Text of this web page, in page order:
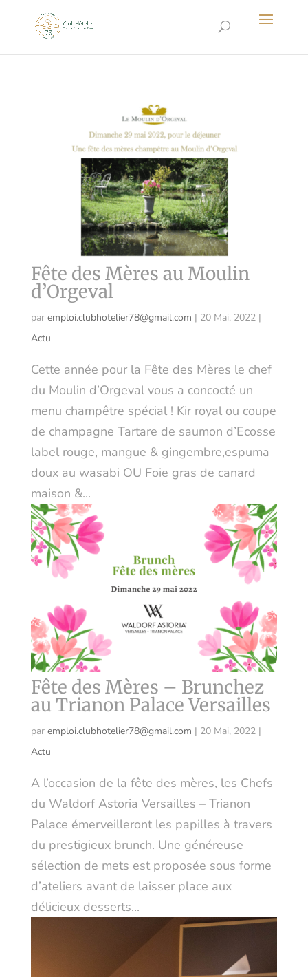
Fête des Mères au Moulin
d’Orgeval
par emploi.clubhotelier78@gmail.com | 20 Mai, 2022|
Actu
Cette année pour la Fête des Mères le chef
du Moulin d’Orgeval vous a concocté un
menu champêtre spécial ! Kir royal ou coupe
de champagne Tartare de saumon d’Ecosse
label rouge, mangue & gingembre,espuma
doux au wasabi OU Foie gras de canard
maison &...
Fête des Mères – Brunchez
au Trianon Palace Versailles
par emploi.clubhotelier78@gmail.com | 20 Mai, 2022|
Actu
A l’occasion de la fête des mères, les Chefs
du Waldorf Astoria Versailles – Trianon
Palace émerveilleront les papilles à travers
du prestigieux brunch. Une généreuse
sélection de mets est proposée sous forme
d’ateliers avant de laisser place aux
délicieux desserts...